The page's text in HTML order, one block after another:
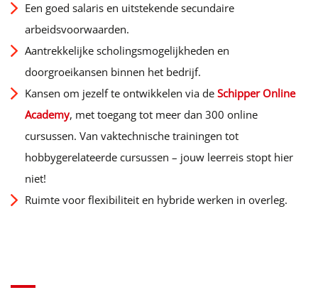
Een goed salaris en uitstekende secundaire
arbeidsvoorwaarden.
Aantrekkelijke scholingsmogelijkheden en
doorgroeikansen binnen het bedrijf.
Kansen om jezelf te ontwikkelen via de Schipper Online
Academy, met toegang tot meer dan 300 online
cursussen. Van vaktechnische trainingen tot
hobbygerelateerde cursussen – jouw leerreis stopt hier
niet!
Ruimte voor flexibiliteit en hybride werken in overleg.